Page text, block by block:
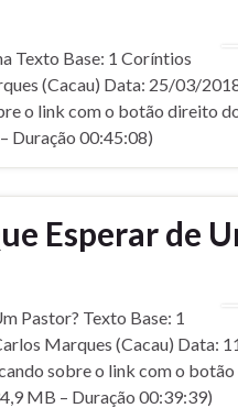
Texto Base: 1 Corí­ntios
(Cacau) Data: 25/03/
o link com o botão direito
Duração 00:45:08)
Esperar de
Pastor? Texto Base: 1
Marques (Cacau) Data:
sobre o link com o
MB – Duração 00:39:39)